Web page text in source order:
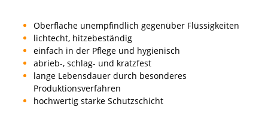
Oberfläche unempfindlich gegenüber Flüssigkeiten
lichtecht, hitzebeständig
einfach in der Pflege und hygienisch
abrieb-, schlag- und kratzfest
lange Lebensdauer durch besonderes
Produktionsverfahren
hochwertig starke Schutzschicht